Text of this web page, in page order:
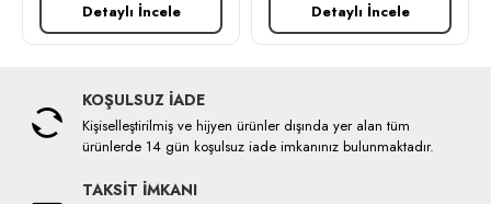
Detaylı İncele Detaylı İncele
KOŞULSUZ İADE
Kişiselleştirilmiş ve hijyen ürünler dışında yer alan tüm
ürünlerde 14 gün koşulsuz iade imkanınız bulunmaktadır.
TAKSİT İMKANI